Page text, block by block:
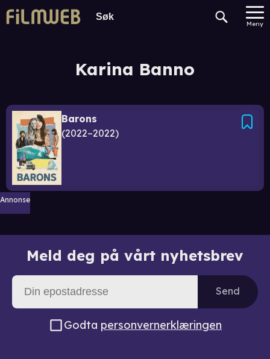
Meny
Karina Banno
Barons
2022–2022
Annonse
Meld deg på vårt nyhetsbrev
Send
Godta personvernerklæringen